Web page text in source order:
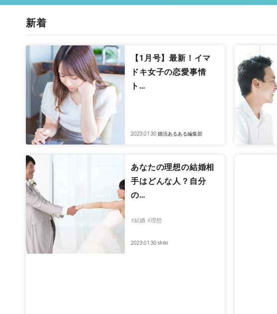
新着
【1月号】最新！イマ
ドキ女子の恋愛事情
ト…
2023.01.30 婚活あるある編集部
あなたの理想の結婚相
手はどんな人？自分
の…
#結婚#理想
2023.01.30 shiki